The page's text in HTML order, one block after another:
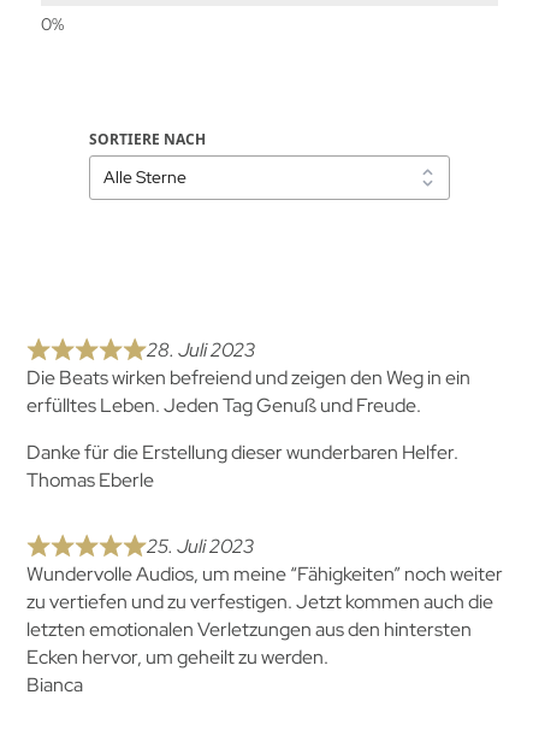
SORTIERE NACH
28. Juli 2023
Die Beats wirken befreiend und zeigen den Weg in ein
erfülltes Leben. Jeden Tag Genuß und Freude.
Danke für die Erstellung dieser wunderbaren Helfer.
Thomas Eberle
25. Juli 2023
Wundervolle Audios, um meine “Fähigkeiten” noch weiter
zu vertiefen und zu verfestigen. Jetzt kommen auch die
letzten emotionalen Verletzungen aus den hintersten
Ecken hervor, um geheilt zu werden.
Bianca